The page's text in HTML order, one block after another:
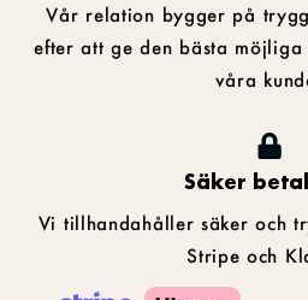
Vår relation bygger på
efter att ge den bästa
våra
Säker
Vi tillhandahåller säker och
Stripe och